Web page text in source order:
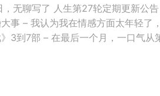
无聊写了 人生第27轮定期更新公
事 – 我认为我在情感方面太年轻
3到7部 – 在最后一个月，一口气